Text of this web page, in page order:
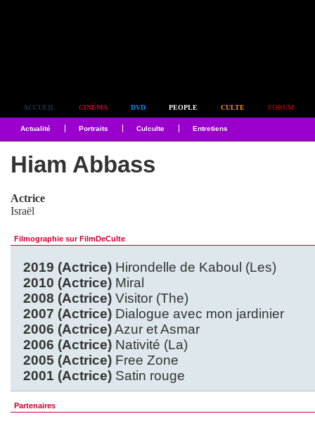
ACCUEIL CINÉMA DVD PEOPLE CULTE FORUM
Actualité Portraits Culculte Entretiens
Hiam Abbass
Actrice
Israël
Filmographie sur FilmDeCulte
2019 (Actrice) Hirondelle de Kaboul (Les)
2010 (Actrice) Miral
2008 (Actrice) Visitor (The)
2007 (Actrice) Dialogue avec mon jardinier
2006 (Actrice)Azur et Asmar
2006 (Actrice) Nativité (La)
2005 (Actrice) Free Zone
2001 (Actrice) Satin rouge
Partenaires